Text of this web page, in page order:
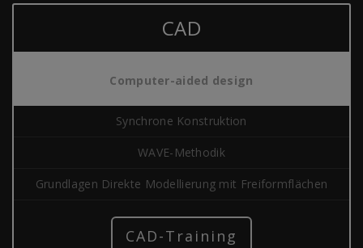
CAD
Computer-aided design
Synchrone Konstruktion
WAVE-Methodik
Grundlagen Direkte Modellierung mit Freiformflächen
CAD-Training